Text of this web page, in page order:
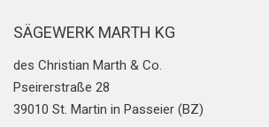
SÄGEWERK MARTH KG
des Christian Marth & Co.
Pseirerstraße 28
39010 St. Martin in Passeier (BZ)